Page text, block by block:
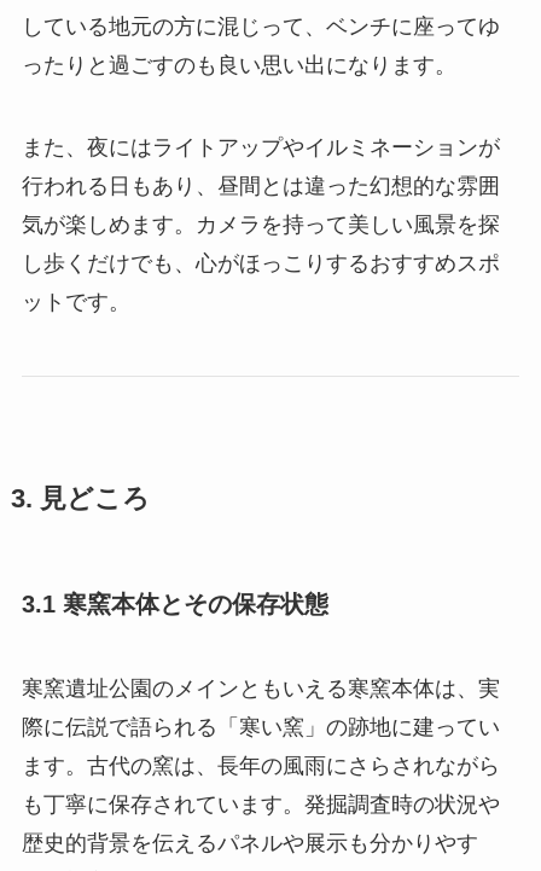
している地元の方に混じって、ベンチに座ってゆ
ったりと過ごすのも良い思い出になります。
また、夜にはライトアップやイルミネーションが
行われる日もあり、昼間とは違った幻想的な雰囲
気が楽しめます。カメラを持って美しい風景を探
し歩くだけでも、心がほっこりするおすすめスポ
ットです。
3. 見どころ
3.1 寒窯本体とその保存状態
寒窯遺址公園のメインともいえる寒窯本体は、実
際に伝説で語られる「寒い窯」の跡地に建ってい
ます。古代の窯は、長年の風雨にさらされながら
も丁寧に保存されています。発掘調査時の状況や
歴史的背景を伝えるパネルや展示も分かりやす